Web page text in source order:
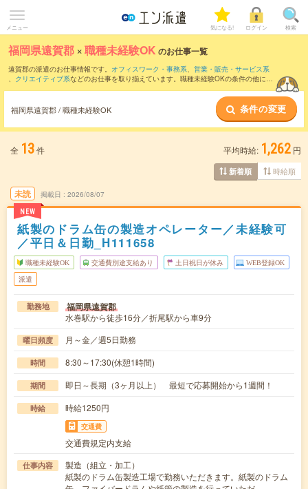
メニュー 気になる! ログイン 検索
福岡県遠賀郡 ×職種未経験OK のお仕事一覧
遠賀郡の派遣のお仕事情報です。 オフィスワーク・事務系、 営業・販売・サービス系
、 クリエイティブ系などのお仕事を取り揃えています。職種未経験OKの条件の他に、
福岡県遠賀郡 / 職種未経験OK 条件の変更
全 13件 平均時給: 1,262 円
新着順 時給順
未読
NEW
掲載日 2026/08/07
紙製のドラム缶の製造オペレーター／未経験可
／平日＆日勤_H111658
職種未経験OK 交通費別途支給あり 土日祝日が休み WEB登録OK
派遣
勤務地 福岡県遠賀郡
水巻駅から徒歩16分／折尾駅から車9分
曜日頻度 月～金／週5日勤務
時間 8:30～17:30(休憩1時間)
期間 即日～長期（3ヶ月以上） 最短で応募開始から1週間！
時給 時給1250円
交通費
交通費規定内支給
仕事内容
製造（組立・加工）
紙製のドラム缶製造工場で勤務いただきます。紙製のドラム